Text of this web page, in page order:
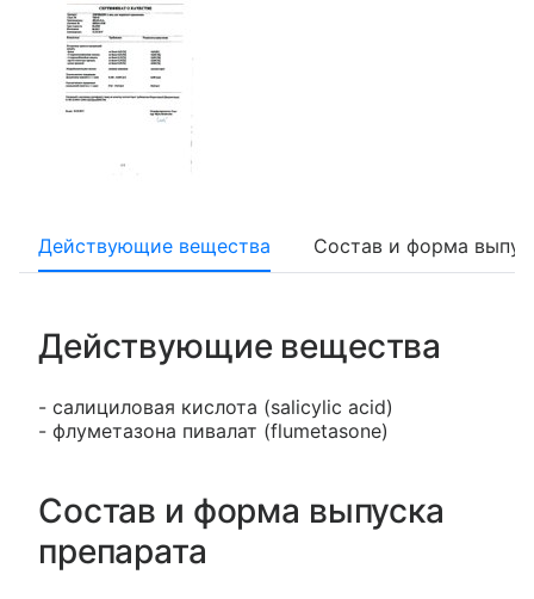
Действующие вещества Состав и форма
Действующие вещества
- салициловая кислота (salicylic acid)
- флуметазона пивалат (flumetasone)
Состав и форма выпуска
препарата